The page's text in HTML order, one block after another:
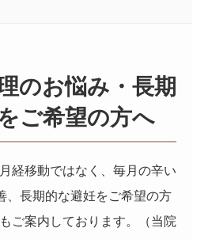
のお悩み・長期
ご希望の方へ
経移動ではなく、毎月の辛い
、長期的な避妊をご希望の方
ご案内しております。（当院